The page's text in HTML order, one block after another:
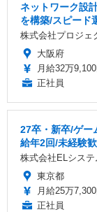
ネットワーク設
を構築/スピード
株式会社プロジェ
大阪府
月給32万
正社員
27卒・新卒/ゲー
給年2回/未経験
株式会社ELシステ
東京都
月給25万
正社員